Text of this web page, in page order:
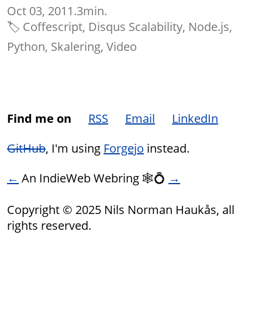
Oct 03, 2011.3min.
🏷 Coffescript Disqus Scalability Node.js
Python Skalering Video
Find me on RSS Email
LinkedIn
GitHub, I'm using Forgejo instead.
← An IndieWeb Webring 🕸💍 →
Copyright © 2025 Nils Norman Haukås, all
rights reserved.